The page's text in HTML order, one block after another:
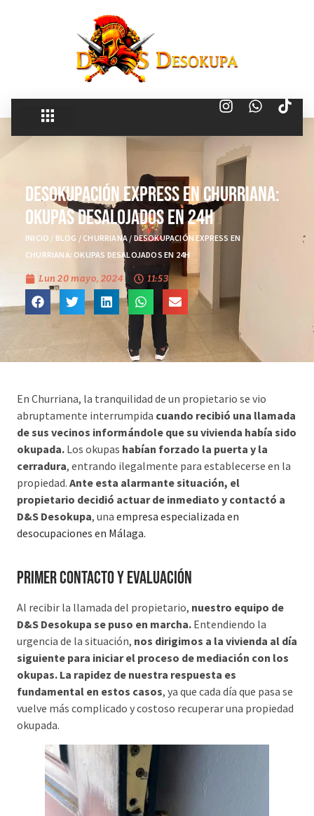
Desokupación Express en Churriana:
Okupas desalojados en 24h
INICIO / BLOG / CHURRIANA / DESOKUPACIÓN EXPRESS EN
CHURRIANA: OKUPAS DESALOJADOS EN 24H
Lun 20 mayo, 2024 11:53
En Churriana, la tranquilidad de un propietario se vio
abruptamente interrumpida cuando recibió una llamada
de sus vecinos informándole que su vivienda había sido
okupada. Los okupas habían forzado la puerta y la
cerradura, entrando ilegalmente para establecerse en la
propiedad. Ante esta alarmante situación, el
propietario decidió actuar de inmediato y contactó a
D&S Desokupa, una empresa especializada en
desocupaciones en Málaga.
Primer Contacto y Evaluación
Al recibir la llamada del propietario, nuestro equipo de
D&S Desokupa se puso en marcha. Entendiendo la
urgencia de la situación, nos dirigimos a la vivienda al día
siguiente para iniciar el proceso de mediación con los
okupas. La rapidez de nuestra respuesta es
fundamental en estos casos, ya que cada día que pasa se
vuelve más complicado y costoso recuperar una propiedad
okupada.